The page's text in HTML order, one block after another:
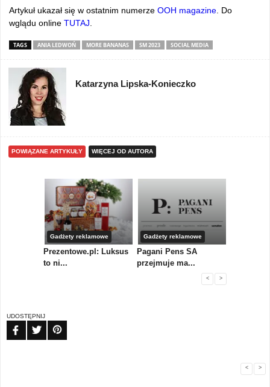
Artykuł ukazał się w ostatnim numerze OOH magazine . Do
wglądu online TUTAJ
TAGS ANIA LEDWOŃ MORE BANANAS SM 2023 SOCIAL MEDIA
Katarzyna Lipska-Konieczko
POWIĄZANE ARTYKUŁY WIĘCEJ OD AUTORA
Gadżety reklamowe
Prezentowe.pl: Luksus
to ni...
Gadżety reklamowe
Pagani Pens SA
przejmuje ma...
< >
UDOSTĘPNIJ
< >